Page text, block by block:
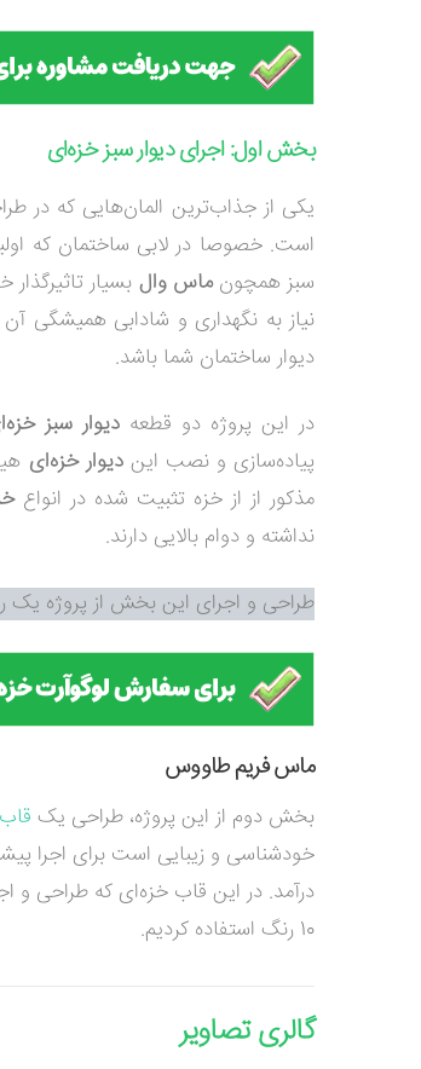
بخش اول: اجرای دیوار سبز خزه‌ای
یکی از جذاب‌ترین المان‌هایی که در
است. خصوصا در لابی ساختمان که
سبز همچونماس وال بسیار
نیاز به نگهداری و شادابی همیشگی
دیوار ساختمان شما باشد.
در این پروژه دو قطعهدیوار سبز
پیاده‌سازی و نصب ایندیوار خزه‌ای
مذکور از از خزه تثبیت شده در انواع
نداشته و دوام بالایی دارند.
طراحی و اجرای این بخش از پروژه یک
ماس فریم طاووس
بخش دوم از این پروژه، طراحی یک
خودشناسی و زیبایی است برای اجرا
درآمد. در این قاب خزه‌ای که طراحی و اجرای آن دو
10 رنگ استفاده کردیم.
گالری تصاویر